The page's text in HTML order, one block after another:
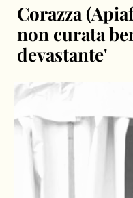
Corazza
non curata
devastante'